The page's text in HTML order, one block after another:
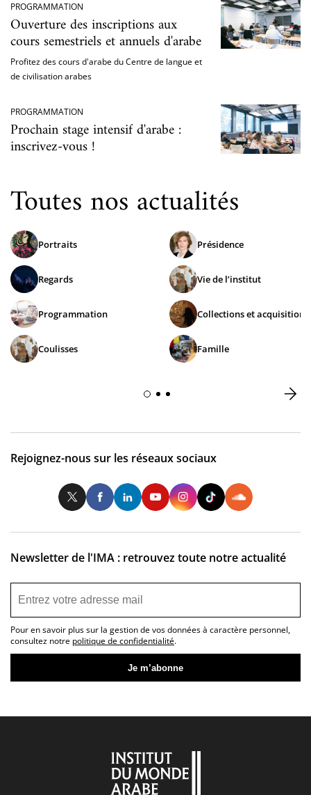
PROGRAMMATION
Ouverture des inscriptions aux
cours semestriels et annuels d'arabe
Profitez des cours d'arabe du Centre de langue et
de civilisation arabes
PROGRAMMATION
Prochain stage intensif d'arabe :
inscrivez-vous !
Toutes nos actualités
Portraits
Regards
Programmation
Coulisses
Présidence
Vie de l’institut
Collections et acquisitions
Famille
Rejoignez-nous sur les réseaux sociaux
TwitterFacebookLinkedInYoutubeInstagram
Newsletter de l'IMA : retrouvez toute notre actualité
Pour en savoir plus sur la gestion de vos données à caractère personnel,
consultez notre politique de confidentialité.